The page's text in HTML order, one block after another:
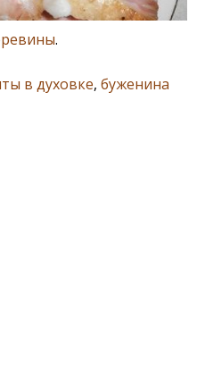
.
в духовке, буженина